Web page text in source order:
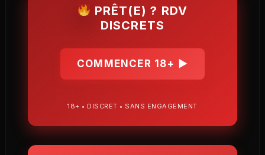
PRÊT(E) ? RDV
DISCRETS
COMMENCER 18+ ▶
18+ • DISCRET • SANS ENGAGEMENT